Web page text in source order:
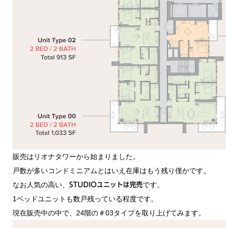
販売はリオナタワーから始まりました。
戸数が多いコンドミニアムとはいえ在庫はもう残り僅かです。
なお人気の高い、 STUDIOユニットは完売です。
1ベッドユニットも数戸残っている程度です。
現在販売中の中で、24階の＃03タイプを取り上げてみます。